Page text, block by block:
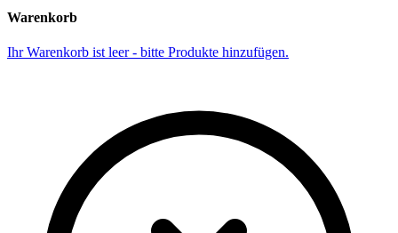
Warenkorb
Ihr Warenkorb ist leer - bitte Produkte hinzufügen.